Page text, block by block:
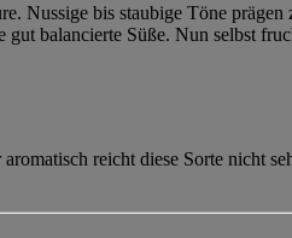
Nussige bis staubige Töne
balancierte Süße. Nun selbst
reicht diese Sorte nicht